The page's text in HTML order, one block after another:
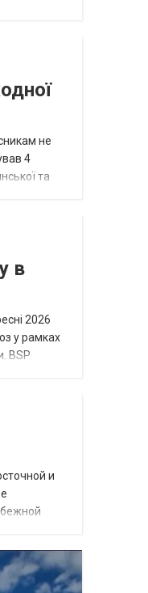
не
4
та
в
2026
у рамках
BSP
и